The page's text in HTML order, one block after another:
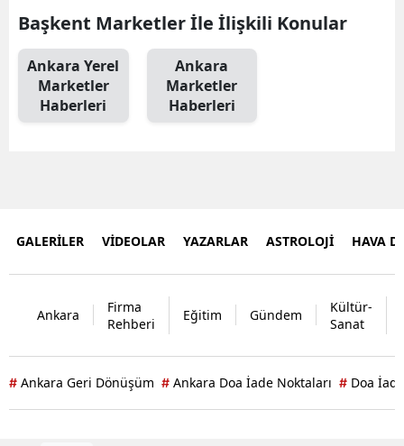
Başkent Marketler İle İlişkili Konular
Ankara Yerel
Marketler
Haberleri
Ankara
Marketler
Haberleri
GALERİLER VİDEOLAR YAZARLAR ASTROLOJİ HAVA
Ankara
Firma
Rehberi
Eğitim Gündem
Kültür-
Sanat
# Ankara Geri Dönüşüm # Ankara Doa İade Noktaları # Doa